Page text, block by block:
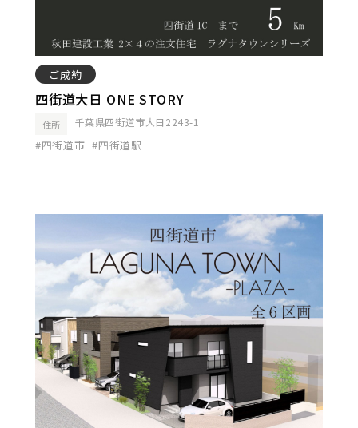
ご成約
四街道大日 ONE STORY
住所 千葉県四街道市大日2243-1
#四街道市 #四街道駅